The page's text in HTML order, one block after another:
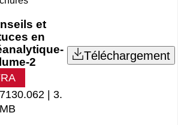
et
en
2
| 3.
Téléchargement